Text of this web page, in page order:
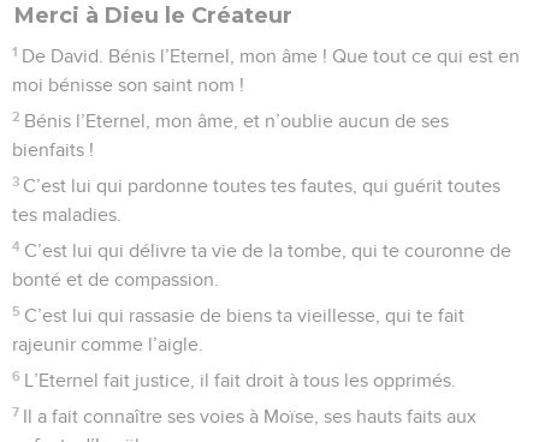
Merci à Dieu le Créateur
1 De David. Bénis l’Eternel, mon âme ! Que tout ce qui est en
moi bénisse son saint nom !
2 Bénis l’Eternel, mon âme, et n’oublie aucun de ses
bienfaits !
3 C’est lui qui pardonne toutes tes fautes, qui guérit toutes
tes maladies.
4 C’est lui qui délivre ta vie de la tombe, qui te couronne de
bonté et de compassion.
5 C’est lui qui rassasie de biens ta vieillesse, qui te fait
rajeunir comme l’aigle.
6 L’Eternel fait justice, il fait droit à tous les opprimés.
7 Il a fait connaître ses voies à Moïse, ses hauts faits aux